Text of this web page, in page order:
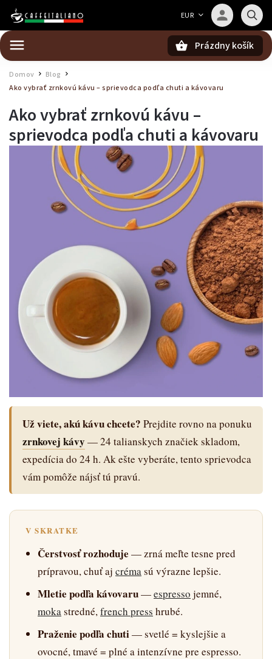
EUR
Prázdny košík
Domov Blog
Ako vybrať zrnkovú kávu – sprievodca podľa chuti a kávovaru
Ako vybrať zrnkovú kávu –
sprievodca podľa chuti a kávovaru
Už viete, akú kávu chcete? Prejdite rovno na ponuku
zrnkovej kávy — 24 talianskych značiek skladom,
expedícia do 24 h. Ak ešte vyberáte, tento sprievodca
vám pomôže nájsť tú pravú.
V SKRATKE
Čerstvosť rozhoduje — zrná meľte tesne pred
prípravou, chuť aj créma sú výrazne lepšie.
Mletie podľa kávovaru—espresso jemné,
moka stredné, french press hrubé.
Praženie podľa chuti— svetlé = kyslejšie a
ovocné, tmavé = plné a intenzívne pre espresso.
Barista — poradca Caffeitaliano